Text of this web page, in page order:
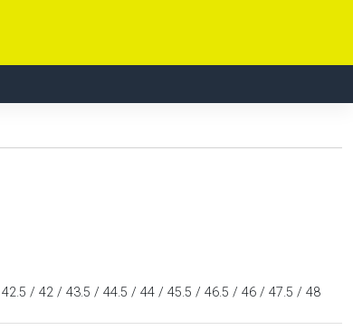
/ 42 / 43.5 / 44.5 / 44 / 45.5 / 46.5 / 46 / 47.5 / 48